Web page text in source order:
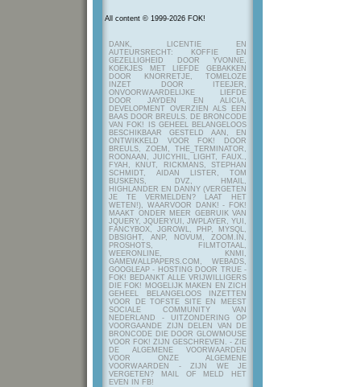
All content © 1999-2026 FOK!
DANK, LICENTIE EN
AUTEURSRECHT: KOFFIE EN
GEZELLIGHEID DOOR YVONNE,
KOEKJES MET LIEFDE GEBAKKEN
DOOR KNORRETJE, TOMELOZE
INZET DOOR ITEEJER,
ONVOORWAARDELIJKE LIEFDE
DOOR JAYDEN EN ALICIA,
DEVELOPMENT OVERZIEN ALS EEN
BAAS DOOR BREULS. DE BRONCODE
VAN FOK! IS GEHEEL BELANGELOOS
BESCHIKBAAR GESTELD AAN, EN
ONTWIKKELD VOOR FOK! DOOR
BREULS, ZOEM, THE_TERMINATOR,
ROONAAN, JUICYHIL, LIGHT, FAUX.,
FYAH, KNUT, RICKMANS, STEPHAN
SCHMIDT, AIDAN LISTER, TOM
BUSKENS, DVZ, HMAIL,
HIGHLANDER EN DANNY (VERGETEN
JE TE VERMELDEN? LAAT HET
WETEN!), WAARVOOR DANK! - FOK!
MAAKT ONDER MEER GEBRUIK VAN
JQUERY, JQUERYUI, JWPLAYER, YUI,
FANCYBOX, JGROWL, PHP, MYSQL,
DBSIGHT, ANP, NOVUM, ZOOM.IN,
PROSHOTS, FILMTOTAAL,
WEERONLINE, KNMI,
GAMEWALLPAPERS.COM, WEBADS,
GOOGLEAP - HOSTING DOOR TRUE -
FOK! BEDANKT ALLE VRIJWILLIGERS
DIE FOK! MOGELIJK MAKEN EN ZICH
GEHEEL BELANGELOOS INZETTEN
VOOR DE TOFSTE SITE EN MEEST
SOCIALE COMMUNITY VAN
NEDERLAND - UITZONDERING OP
VOORGAANDE ZIJN DELEN VAN DE
BRONCODE DIE DOOR GLOWMOUSE
VOOR FOK! ZIJN GESCHREVEN. - ZIE
DE ALGEMENE VOORWAARDEN
VOOR ONZE ALGEMENE
VOORWAARDEN - ZIJN WE JE
VERGETEN? MAIL OF MELD HET
EVEN IN FB!